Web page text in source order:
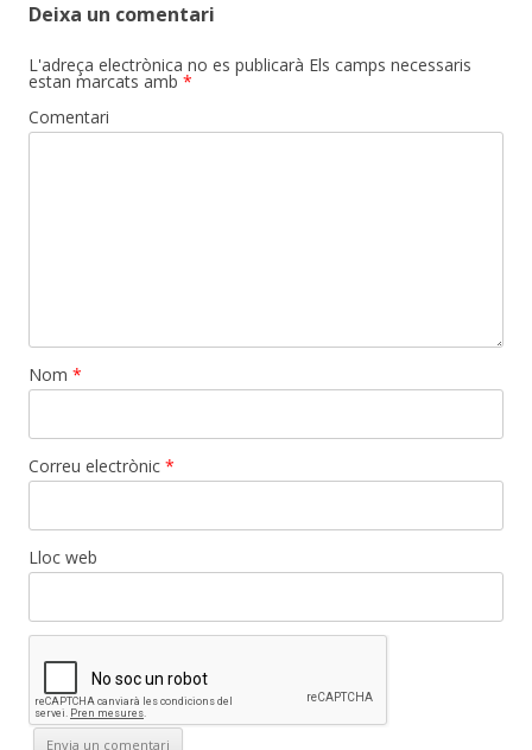
Deixa un comentari
L'adreça electrònica no es publicarà Els camps necessaris
estan marcats amb *
Comentari
Nom *
Correu electrònic *
Lloc web